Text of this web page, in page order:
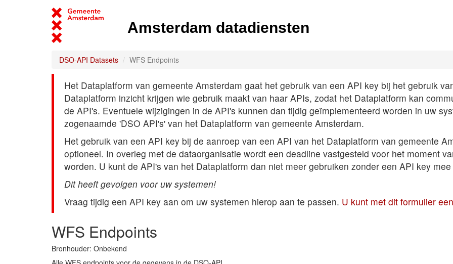
Amsterdam datadiensten
DSO-API Datasets WFS Endpoints
Het Dataplatform van gemeente Amsterdam gaat het gebruik van een API key bij het gebruik
Dataplatform inzicht krijgen wie gebruik maakt van haar APIs, zodat het Dataplatform kan
de API's. Eventuele wijzigingen in de API's kunnen dan tijdig geïmplementeerd worden in uw
zogenaamde 'DSO API's' van het Dataplatform van gemeente Amsterdam.
Het gebruik van een API key bij de aanroep van een API van het Dataplatform van gemeente
optioneel. In overleg met de dataorganisatie wordt een deadline vastgesteld voor het moment
worden. U kunt de API's van het Dataplatform dan niet meer gebruiken zonder een API key
Dit heeft gevolgen voor uw systemen!
Vraag tijdig een API key aan om uw systemen hierop aan te passen. U kunt met dit formulier
WFS Endpoints
Bronhouder: Onbekend